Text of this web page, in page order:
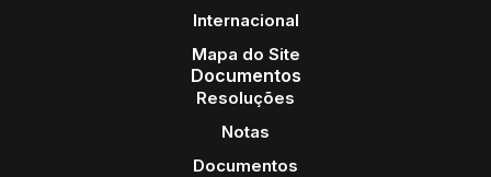
Internacional
Mapa do Site
Documentos
Resoluções
Notas
Documentos